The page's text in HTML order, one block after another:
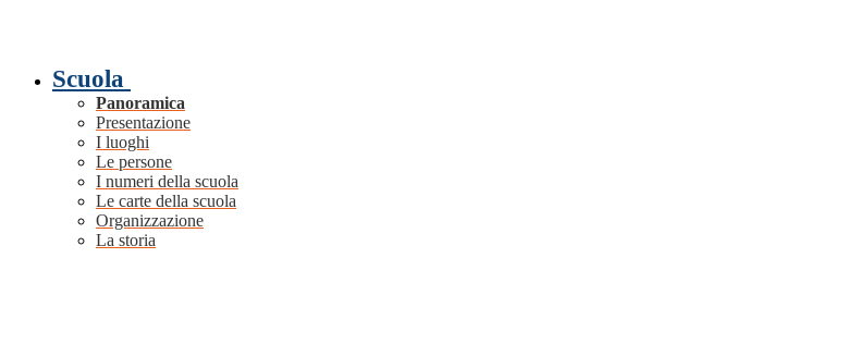
Scuola
Panoramica
Presentazione
I luoghi
Le persone
I numeri della scuola
Le carte della scuola
Organizzazione
La storia